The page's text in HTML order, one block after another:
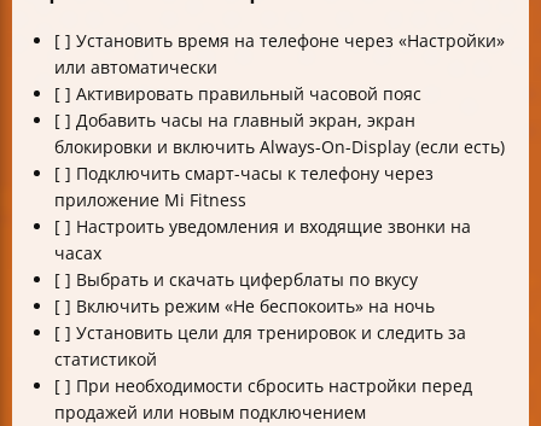
[ ] Установить время на телефоне через «Настройки»
или автоматически
[ ] Активировать правильный часовой пояс
[ ] Добавить часы на главный экран, экран
блокировки и включить Always-On-Display (если есть)
[ ] Подключить смарт-часы к телефону через
приложение Mi Fitness
[ ] Настроить уведомления и входящие звонки на
часах
[ ] Выбрать и скачать циферблаты по вкусу
[ ] Включить режим «Не беспокоить» на ночь
[ ] Установить цели для тренировок и следить за
статистикой
[ ] При необходимости сбросить настройки перед
продажей или новым подключением